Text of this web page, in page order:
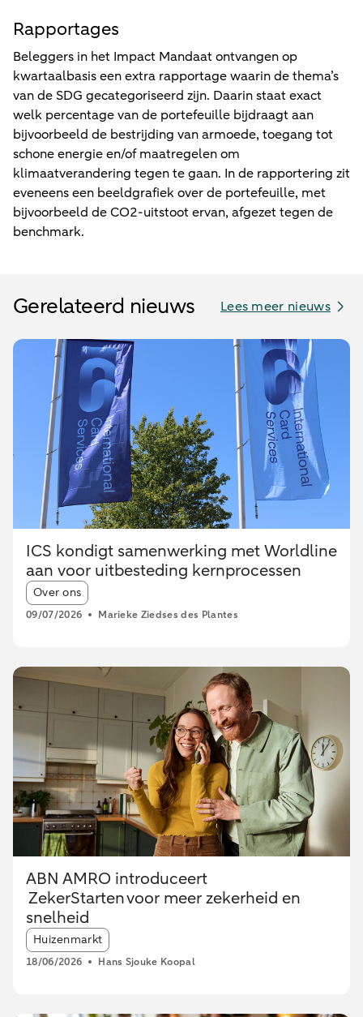
Rapportages
Beleggers in het Impact Mandaat ontvangen op
kwartaalbasis een extra rapportage waarin de thema’s
van de SDG gecategoriseerd zijn. Daarin staat exact
welk percentage van de portefeuille bijdraagt aan
bijvoorbeeld de bestrijding van armoede, toegang tot
schone energie en/of maatregelen om
klimaatverandering tegen te gaan. In de rapportering zit
eveneens een beeldgrafiek over de portefeuille, met
bijvoorbeeld de CO2-uitstoot ervan, afgezet tegen de
benchmark.
Gerelateerd nieuws Lees meer nieuws
ICS kondigt samenwerking met Worldline
aan voor uitbesteding kernprocessen
Article tags:
Over ons
09/07/2026 Marieke Ziedses des Plantes
ABN AMRO introduceert
ZekerStarten voor meer zekerheid en
snelheid
Article tags:
Huizenmarkt
18/06/2026 Hans Sjouke Koopal